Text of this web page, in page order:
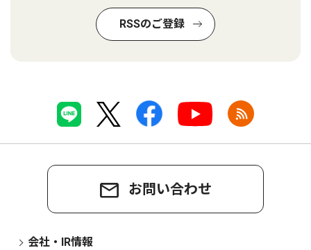
RSSのご登録
お問い合わせ
会社・IR情報